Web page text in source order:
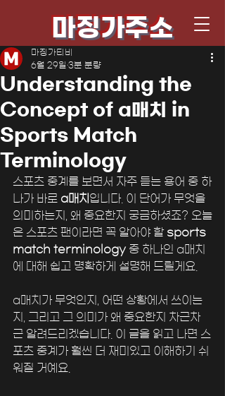
마징가주소
Understanding the
Concept of a매치 in
Sports Match
Terminology
마징가티비
6월 29일 3분 분량
스포츠 중계를 보면서 자주 듣는 용어 중 하
나가 바로 a매치 입니다. 이 단어가 무엇을
의미하는지, 왜 중요한지 궁금하셨죠? 오늘
은 스포츠 팬이라면 꼭 알아야 할 sports
match terminology 중 하나인 a매치
에 대해 쉽고 명확하게 설명해 드릴게요.
a매치가 무엇인지, 어떤 상황에서 쓰이는
지, 그리고 그 의미가 왜 중요한지 차근차
근 알려드리겠습니다. 이 글을 읽고 나면 스
포츠 중계가 훨씬 더 재미있고 이해하기 쉬
워질 거예요.